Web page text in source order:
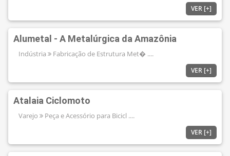
VER [+]
Alumetal - A Metalúrgica da Amazônia
Indústria Fabricação de Estrutura Met� ....
VER [+]
Atalaia Ciclomoto
Varejo Peça e Acessório para Bicicl ....
VER [+]